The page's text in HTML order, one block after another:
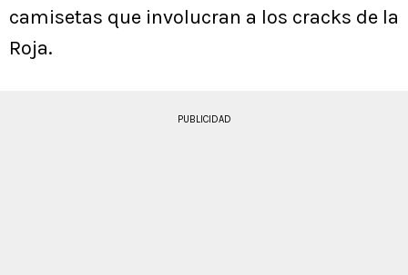
camisetas que involucran a los cracks de la
Roja.
PUBLICIDAD